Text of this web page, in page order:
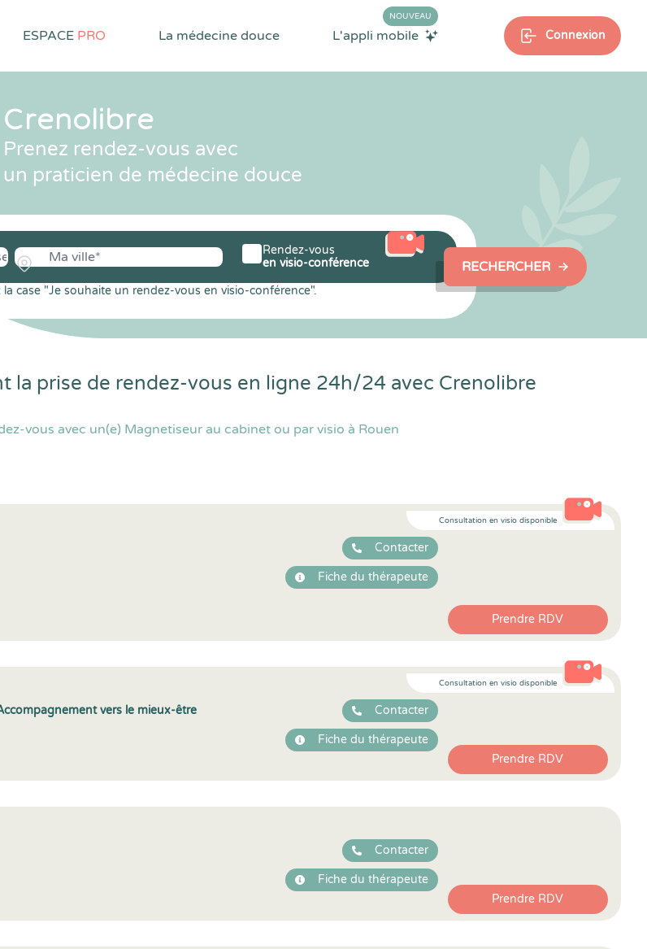
ESPACE PRO La médecine douce L'appli mobile
NOUVEAU
Connexion
Crenolibre
Prenez rendez-vous avec
un praticien de médecine douce
case "Je souhaite un rendez-vous en visio-conférence".
Rendez-vous
en visio-conférence
RECHERCHER
la prise de rendez-vous en ligne 24h/24 avec Crenolibre
vous avec un(e) Magnetiseur au cabinet ou par visio à Rouen
Consultation en visio disponible
Contacter
Fiche du thérapeute
Prendre RDV
Consultation en visio disponible
vers le mieux-être
Contacter
Fiche du thérapeute
Prendre RDV
Contacter
Fiche du thérapeute
Prendre RDV